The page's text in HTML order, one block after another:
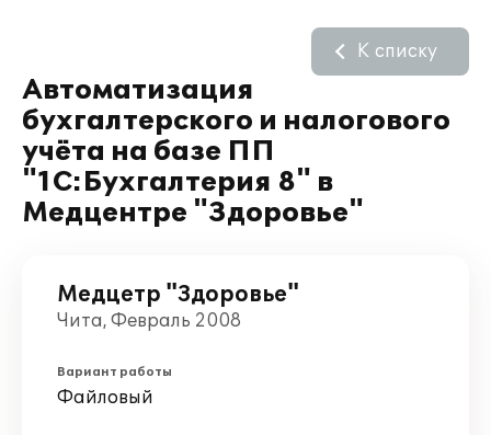
Автоматизация
бухгалтерского и налогового
учёта на базе ПП
"1С:Бухгалтерия 8" в
Медцентре "Здоровье"
К списку
Медцетр "Здоровье"
Чита, Февраль 2008
Вариант работы
Файловый